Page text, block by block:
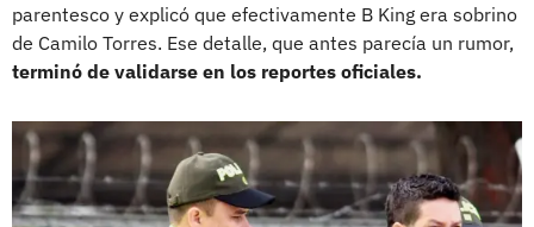
parentesco y explicó que efectivamente B King era sobrino
de Camilo Torres. Ese detalle, que antes parecía un rumor,
terminó de validarse en los reportes oficiales.